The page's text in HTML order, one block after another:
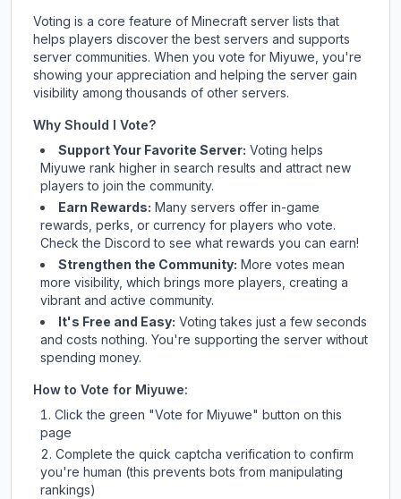
Voting is a core feature of Minecraft server lists that
helps players discover the best servers and supports
server communities. When you vote for Miyuwe, you're
showing your appreciation and helping the server gain
visibility among thousands of other servers.
Why Should I Vote?
Support Your Favorite Server: Voting helps
Miyuwe rank higher in search results and attract new
players to join the community.
Earn Rewards: Many servers offer in-game
rewards, perks, or currency for players who vote.
Checkthe Discord to see what rewards you can earn!
Strengthen the Community: More votes mean
more visibility, which brings more players, creating a
vibrant and active community.
It's Free and Easy: Voting takes just a few seconds
and costs nothing. You're supporting the server without
spending money.
How to Vote for Miyuwe:
Click the green "Vote for Miyuwe" button on this
page
Complete the quick captcha verification to confirm
you're human (this prevents bots from manipulating
rankings)